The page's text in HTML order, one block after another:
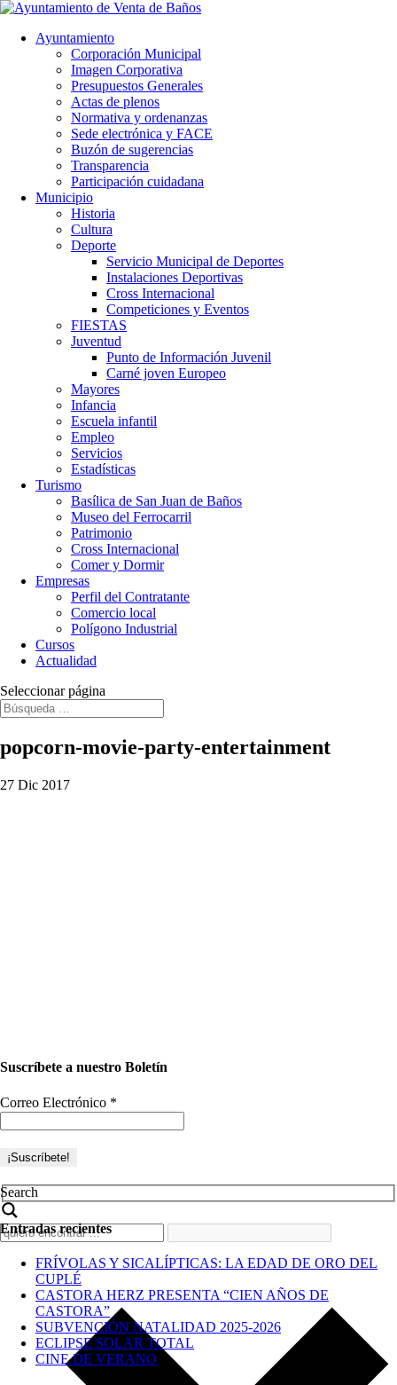
Ayuntamiento
Corporación Municipal
Imagen Corporativa
Presupuestos Generales
Actas de plenos
Normativa y ordenanzas
Sede electrónica y FACE
Buzón de sugerencias
Transparencia
Participación cuidadana
Municipio
Historia
Cultura
Deporte
Servicio Municipal de Deportes
Instalaciones Deportivas
Cross Internacional
Competiciones y Eventos
FIESTAS
Juventud
Punto de Información Juvenil
Carné joven Europeo
Mayores
Infancia
Escuela infantil
Empleo
Servicios
Estadísticas
Turismo
Basílica de San Juan de Baños
Museo del Ferrocarril
Patrimonio
Cross Internacional
Comer y Dormir
Empresas
Perfil del Contratante
Comercio local
Polígono Industrial
Cursos
Actualidad
Seleccionar página
popcorn-movie-party-entertainment
27 Dic 2017
Suscríbete a nuestro Boletín
Correo Electrónico *
Search
Entradas recientes
FRÍVOLAS Y SICALÍPTICAS: LA EDAD DE ORO DEL
CUPLÉ
CASTORA HERZ PRESENTA “CIEN AÑOS DE
CASTORA”
SUBVENCIÓN NATALIDAD 2025-2026
ECLIPSE SOLAR TOTAL
CINE DE VERANO